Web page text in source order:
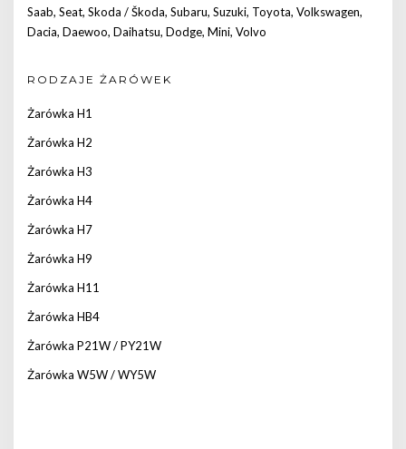
Saab, Seat, Skoda / Škoda, Subaru, Suzuki, Toyota, Volkswagen,
Dacia, Daewoo, Daihatsu, Dodge, Mini, Volvo
RODZAJE ŻARÓWEK
Żarówka H1
Żarówka H2
Żarówka H3
Żarówka H4
Żarówka H7
Żarówka H9
Żarówka H11
Żarówka HB4
Żarówka P21W / PY21W
Żarówka W5W / WY5W